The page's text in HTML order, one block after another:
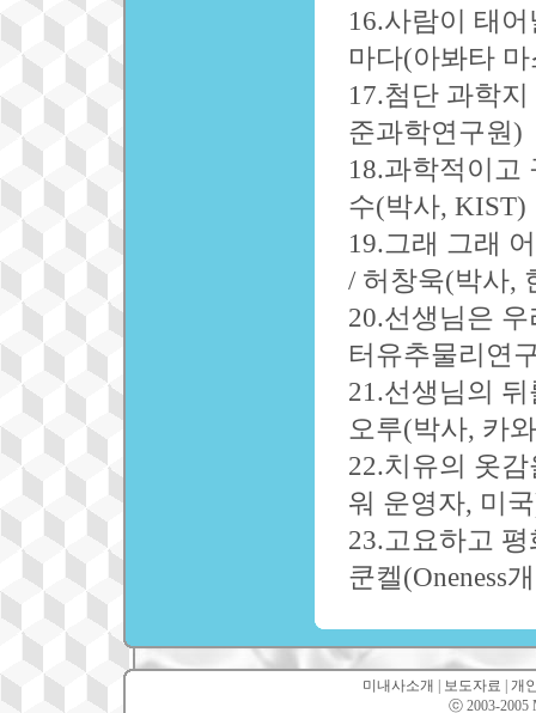
16.사람이 태
마다(아봐타
17.첨단 과학
준과학연구원)
18.과학적이고
수(박사, KIST)
19.그래 그래
/ 허창욱(박사,
20.선생님은
터유추물리연
21.선생님의
오루(박사, 카
22.치유의 옷
워 운영자, 미
23.고요하고
쿤켈(Oneness
미내사소개 보도자료
개
ⓒ 2003-2005